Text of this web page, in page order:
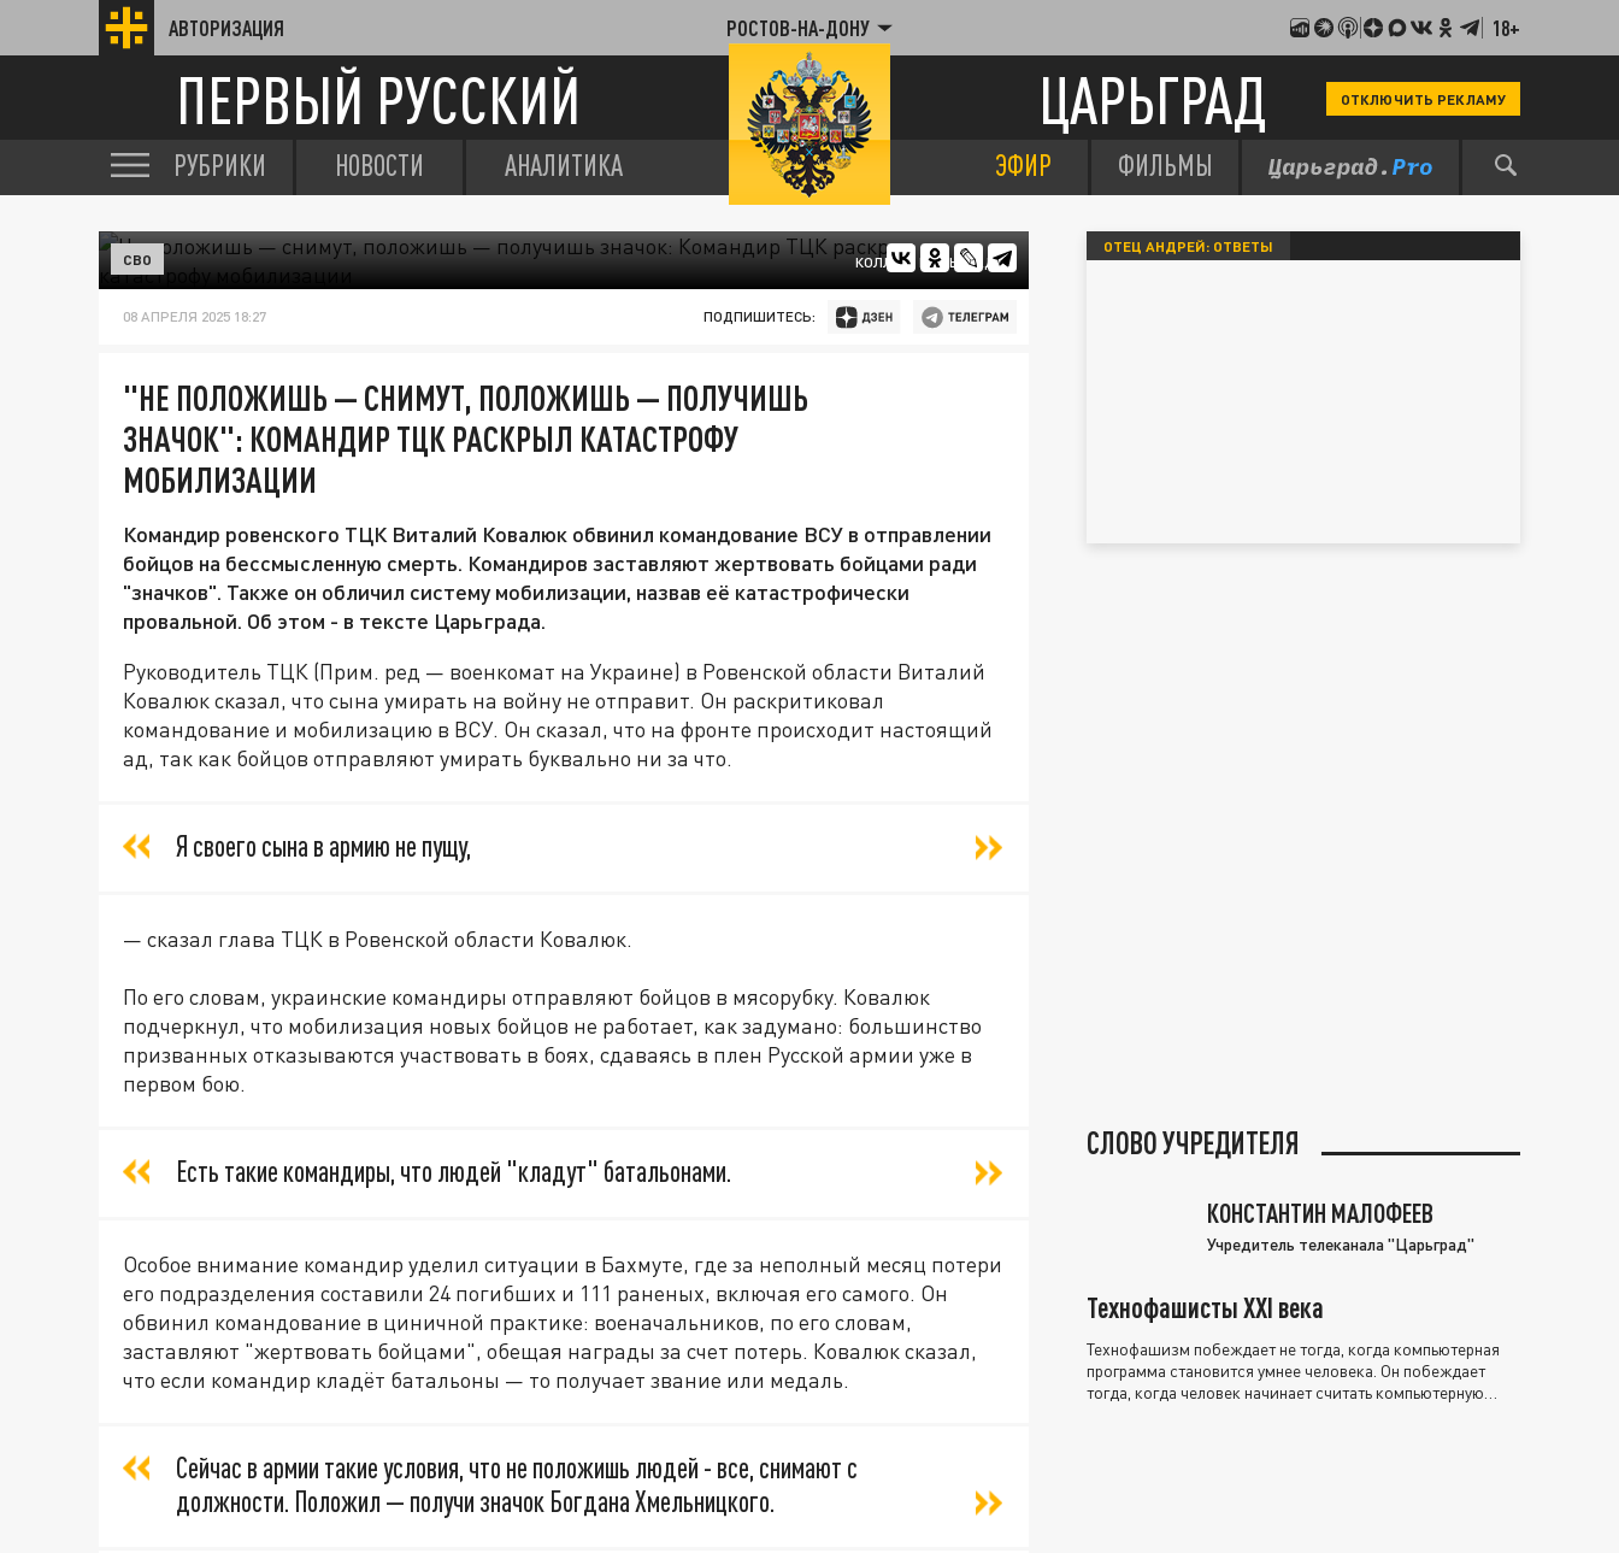
АВТОРИЗАЦИЯ РОСТОВ-НА-ДОНУ 18+
ПЕРВЫЙ РУССКИЙ ЦАРЬГРАД ОТКЛЮЧИТЬ РЕКЛАМУ
РУБРИКИ НОВОСТИ АНАЛИТИКА ЭФИР ФИЛЬМЫ
КОЛЛАЖ ЦАРЬГРАДА
СВО
08 АПРЕЛЯ 2025 18:27 ПОДПИШИТЕСЬ:
"НЕ ПОЛОЖИШЬ — СНИМУТ, ПОЛОЖИШЬ — ПОЛУЧИШЬ
ЗНАЧОК": КОМАНДИР ТЦК РАСКРЫЛ КАТАСТРОФУ
МОБИЛИЗАЦИИ
Командир ровенского ТЦК Виталий Ковалюк обвинил командование ВСУ в отправлении
бойцов на бессмысленную смерть. Командиров заставляют жертвовать бойцами ради
"значков". Также он обличил систему мобилизации, назвав её катастрофически
провальной. Об этом - в тексте Царьграда.
Руководитель ТЦК (Прим. ред — военкомат на Украине) в Ровенской области Виталий
Ковалюк сказал, что сына умирать на войну не отправит. Он раскритиковал
командование и мобилизацию в ВСУ. Он сказал, что на фронте происходит настоящий
ад, так как бойцов отправляют умирать буквально ни за что.
Я своего сына в армию не пущу,
— сказал глава ТЦК в Ровенской области Ковалюк.
По его словам, украинские командиры отправляют бойцов в мясорубку. Ковалюк
подчеркнул, что мобилизация новых бойцов не работает, как задумано: большинство
призванных отказываются участвовать в боях, сдаваясь в плен Русской армии уже в
первом бою.
Есть такие командиры, что людей "кладут" батальонами.
Особое внимание командир уделил ситуации в Бахмуте, где за неполный месяц потери
его подразделения составили 24 погибших и 111 раненых, включая его самого. Он
обвинил командование в циничной практике: военачальников, по его словам,
заставляют "жертвовать бойцами", обещая награды за счет потерь. Ковалюк сказал,
что если командир кладёт батальоны — то получает звание или медаль.
Сейчас в армии такие условия, что не положишь людей - все, снимают с
должности. Положил — получи значок Богдана Хмельницкого.
ОТЕЦ АНДРЕЙ: ОТВЕТЫ
СЛОВО УЧРЕДИТЕЛЯ
КОНСТАНТИН МАЛОФЕЕВ
Учредитель телеканала "Царьград"
Технофашисты XXI века
Технофашизм побеждает не тогда, когда компьютерная
программа становится умнее человека. Он побеждает
тогда, когда человек начинает считать компьютерную